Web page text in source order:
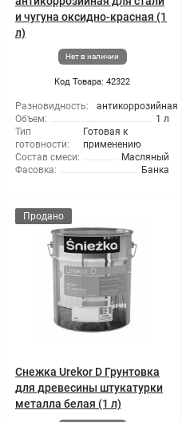
и чугуна оксидно-красная (1
л)
Нет в наличии
Код Товара: 42322
Разновидность:
антикоррозийная
Объем:
1 л
Тип
готовности:
Готовая к
применению
Состав смеси:
Масляный
Фасовка:
Банка
Продано
Снежка Urekor D Грунтовка
для древесины штукатурки
металла белая (1 л)